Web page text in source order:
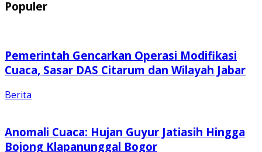
Populer
Pemerintah Gencarkan Operasi Modifikasi
Cuaca, Sasar DAS Citarum dan Wilayah Jabar
Berita
Anomali Cuaca: Hujan Guyur Jatiasih Hingga
Bojong Klapanunggal Bogor